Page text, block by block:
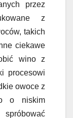
przez
z
takich
ciekawe
wino z
procesowi
owoce z
o niskim